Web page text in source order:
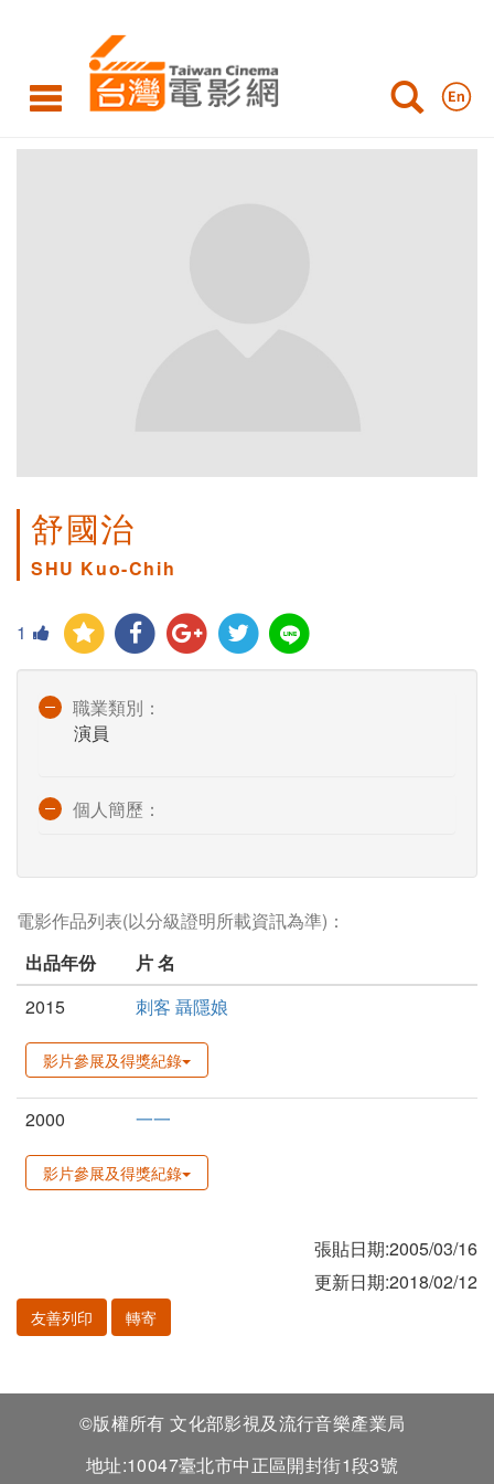
舒國治
SHU Kuo-Chih
1
職業類別：
演員
個人簡歷：
電影作品列表(以分級證明所載資訊為準)：
出品年份
片 名
2015
刺客 聶隱娘
影片參展及得獎紀錄
2000 一一
影片參展及得獎紀錄
張貼日期:2005/03/16
更新日期:2018/02/12
友善列印 轉寄
©版權所有 文化部影視及流行音樂產業局
地址:10047臺北市中正區開封街1段3號